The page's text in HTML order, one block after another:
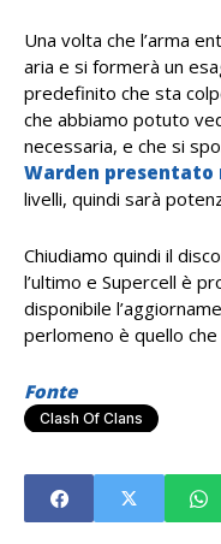
Una volta che l’arma
aria e si formerà un
predefinito che sta
che abbiamo potuto
necessaria, e che si
Warden presentato
livelli, quindi sarà
Chiudiamo quindi il
l’ultimo e Supercell è
disponibile
perlomeno è quello
Fonte
Clash Of Clans